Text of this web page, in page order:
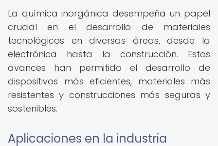
La química inorgánica desempeña un papel
crucial en el desarrollo de materiales
tecnológicos en diversas áreas, desde la
electrónica hasta la construcción. Estos
avances han permitido el desarrollo de
dispositivos más eficientes, materiales más
resistentes y construcciones más seguras y
sostenibles.
Aplicaciones en la industria